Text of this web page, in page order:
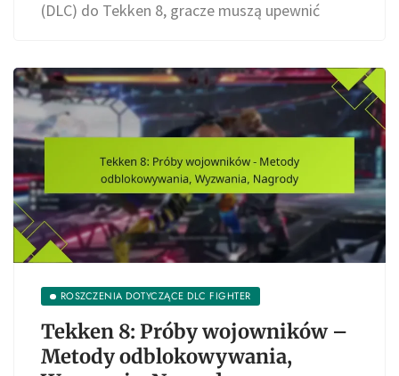
(DLC) do Tekken 8, gracze muszą upewnić
ROSZCZENIA DOTYCZĄCE DLC FIGHTER
Tekken 8: Próby wojowników –
Metody odblokowywania,